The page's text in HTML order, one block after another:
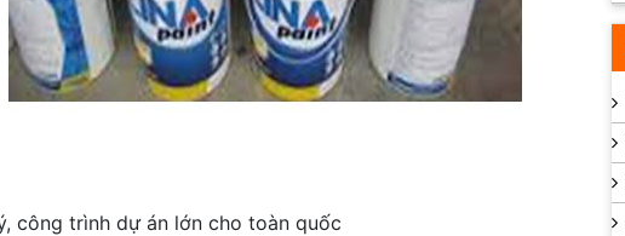
công trình dự án lớn cho toàn quốc